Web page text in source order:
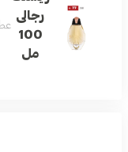
رجالى
100
مل